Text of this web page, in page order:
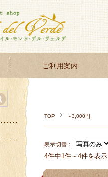
ご利用案内
TOP ～3,000円
表示切替：
4件中1件～4件を表示